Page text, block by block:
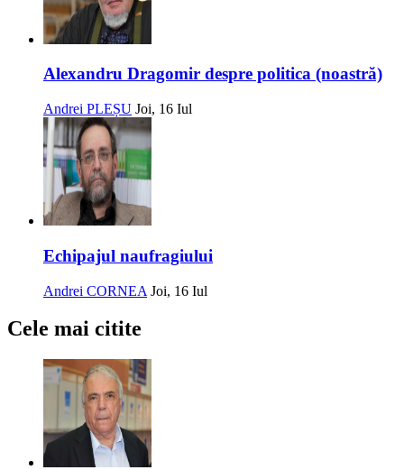
Alexandru Dragomir despre politica (noastră)
Andrei PLEȘU Joi, 16 Iul
Echipajul naufragiului
Andrei CORNEA Joi, 16 Iul
Cele mai citite